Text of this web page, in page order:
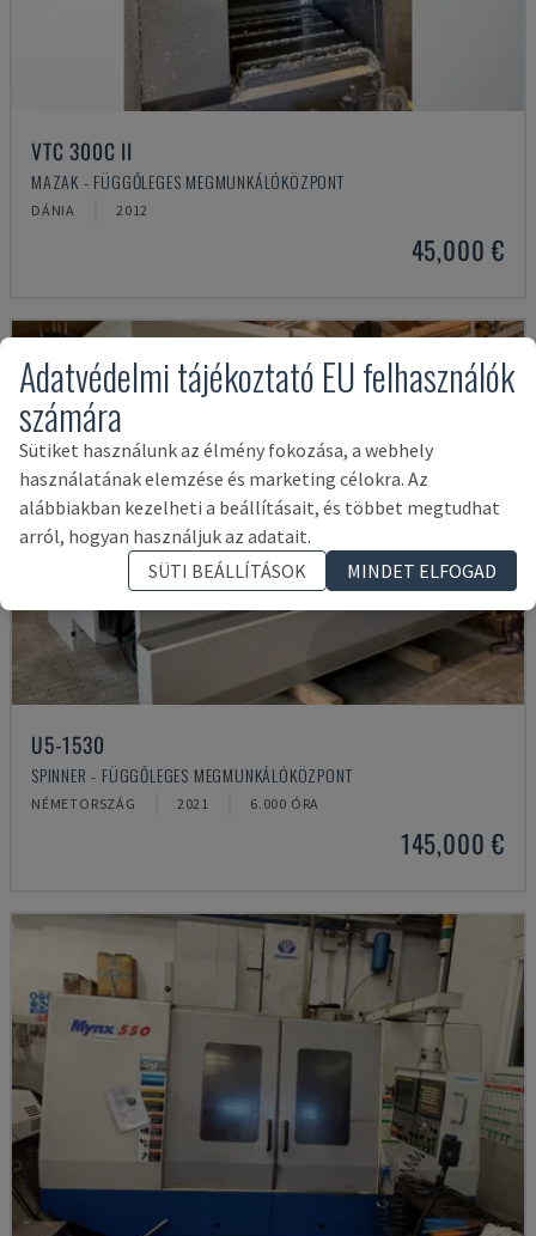
VTC 300C II
MAZAK - FÜGGŐLEGES MEGMUNKÁLÓKÖZPONT
DÁNIA 2012
45,000 €
U5-1530
SPINNER - FÜGGŐLEGES MEGMUNKÁLÓKÖZPONT
NÉMETORSZÁG 2021 6.000 ÓRA
145,000 €
Adatvédelmi tájékoztató EU felhasználók
számára
Sütiket használunk az élmény fokozása, a webhely
használatának elemzése és marketing célokra. Az
alábbiakban kezelheti a beállításait, és többet megtudhat
arról, hogyan használjuk az adatait.
SÜTI BEÁLLÍTÁSOK
MINDET ELFOGAD